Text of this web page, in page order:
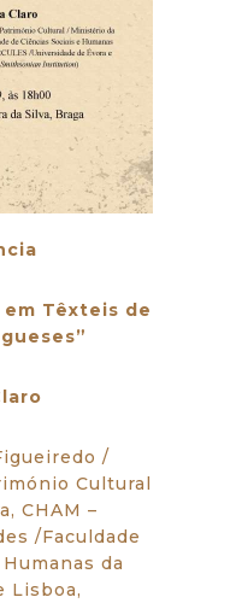
Têxteis de
/
Cultural
CHAM –
/Faculdade
da
Lisboa,